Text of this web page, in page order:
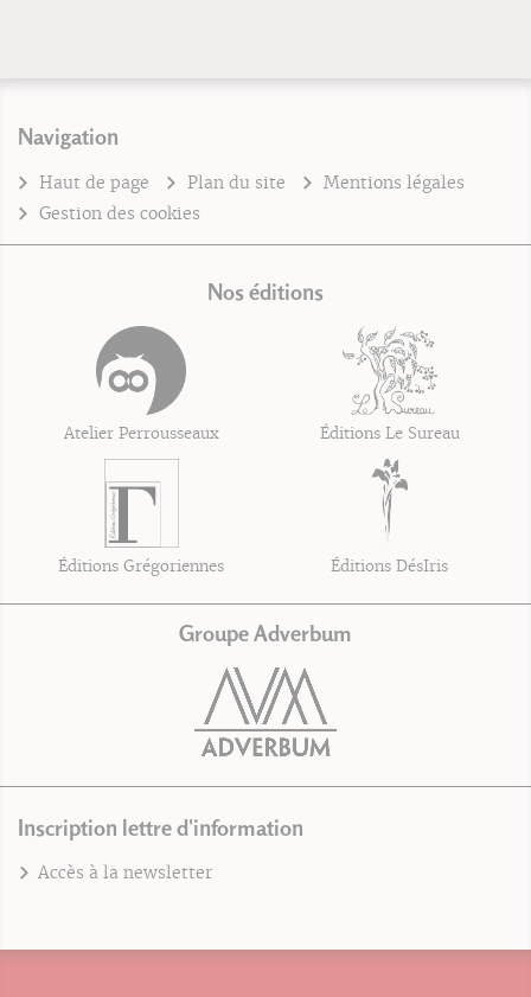
Navigation
Haut de page Plan du site
Mentions légales
Gestion des cookies
Nos éditions
Atelier Perrousseaux Éditions Le Sureau
Éditions Grégoriennes Éditions DésIris
Groupe Adverbum
Inscription lettre d'information
Accès à la newsletter